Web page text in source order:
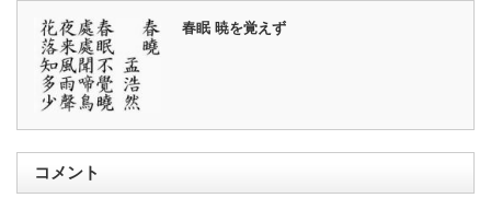
春眠 暁を覚えず
コメント